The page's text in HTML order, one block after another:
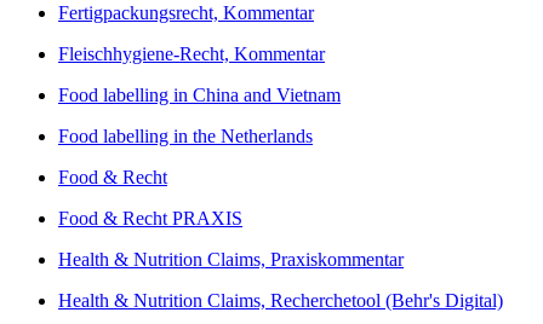
Fertigpackungsrecht, Kommentar
Fleischhygiene-Recht, Kommentar
Food labelling in China and Vietnam
Food labelling in the Netherlands
Food & Recht
Food & Recht PRAXIS
Health & Nutrition Claims, Praxiskommentar
Health & Nutrition Claims, Recherchetool (Behr's Digital)